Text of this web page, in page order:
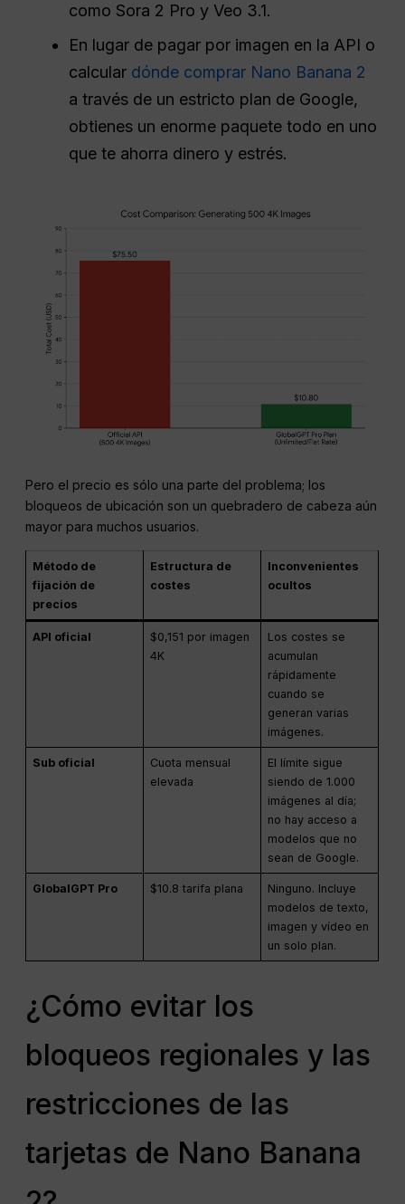
como Sora 2 Pro y Veo 3.1.
En lugar de pagar por imagen en la API o
calcular dónde comprar Nano Banana 2
a través de un estricto plan de Google,
obtienes un enorme paquete todo en uno
que te ahorra dinero y estrés.
Pero el precio es sólo una parte del problema; los
bloqueos de ubicación son un quebradero de cabeza aún
mayor para muchos usuarios.
Método de
fijación de
precios
Estructura de
costes
Inconvenientes
ocultos
API oficial
$0,151 por imagen
4K
Los costes se
acumulan
rápidamente
cuando se
generan varias
imágenes.
Sub oficial
Cuota mensual
elevada
El límite sigue
siendo de 1.000
imágenes al día;
no hay acceso a
modelos que no
sean de Google.
GlobalGPT Pro $10.8 tarifa plana
Ninguno. Incluye
modelos de texto,
imagen y vídeo en
un solo plan.
¿Cómo evitar los
bloqueos regionales y las
restricciones de las
tarjetas de Nano Banana